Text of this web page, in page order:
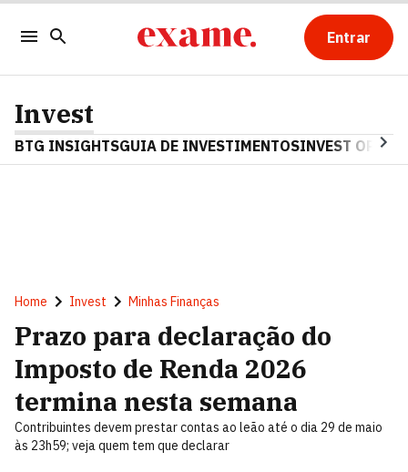
Entrar
Invest
BTG INSIGHTSGUIA DE INVESTIMENTOSINVEST OPINA
Home Invest Minhas Finanças
Prazo para declaração do
Imposto de Renda 2026
termina nesta semana
Contribuintes devem prestar contas ao leão até o dia 29 de maio
às 23h59; veja quem tem que declarar